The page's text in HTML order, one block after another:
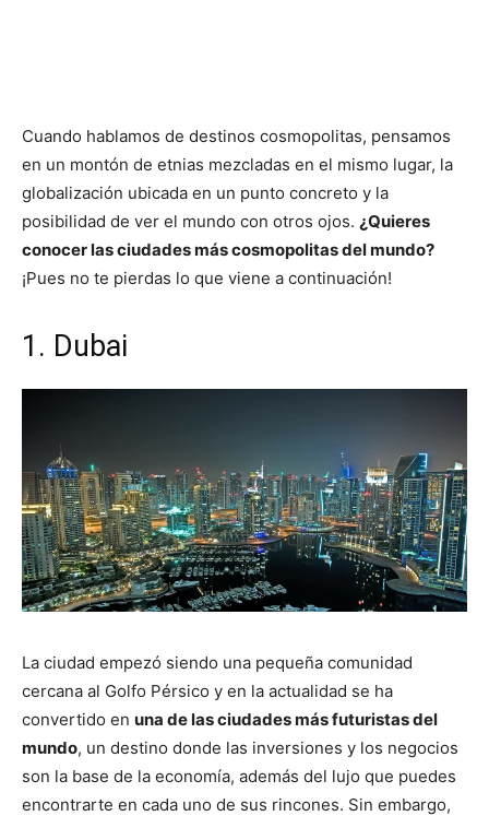
Cuando hablamos de destinos cosmopolitas, pensamos
en un montón de etnias mezcladas en el mismo lugar, la
globalización ubicada en un punto concreto y la
posibilidad de ver el mundo con otros ojos. ¿Quieres
conocer las ciudades más cosmopolitas del mundo?
¡Pues no te pierdas lo que viene a continuación!
1. Dubai
La ciudad empezó siendo una pequeña comunidad
cercana al Golfo Pérsico y en la actualidad se ha
convertido en una de las ciudades más futuristas del
mundo, un destino donde las inversiones y los negocios
son la base de la economía, además del lujo que puedes
encontrarte en cada uno de sus rincones. Sin embargo,